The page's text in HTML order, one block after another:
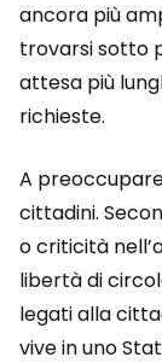
ancora più
trovarsi sotto
attesa più
richieste.
A
cittadini.
o criticità
libertà di
legati alla
vive in uno